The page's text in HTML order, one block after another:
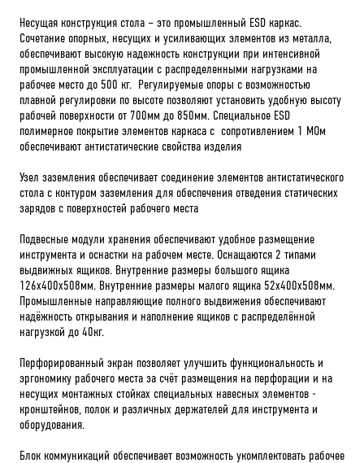
Несущая конструкция стола – это промышленный ESD каркас.
Сочетание опорных, несущих и усиливающих элементов из металла,
обеспечивают высокую надежность конструкции при интенсивной
промышленной эксплуатации с распределенными нагрузками на
рабочее место до 500 кг. Регулируемые опоры с возможностью
плавной регулировки по высоте позволяют установить удобную высоту
рабочей поверхности от 700мм до 850мм. Специальное ESD
полимерное покрытие элементов каркаса с сопротивлением 1 МОм
обеспечивают антистатические свойства изделия
Узел заземления обеспечивает соединение элементов антистатического
стола с контуром заземления для обеспечения отведения статических
зарядов с поверхностей рабочего места
Подвесные модули хранения обеспечивают удобное размещение
инструмента и оснастки на рабочем месте. Оснащаются 2 типами
выдвижных ящиков. Внутренние размеры большого ящика
126х400х508мм. Внутренние размеры малого ящика 52х400х508мм.
Промышленные направляющие полного выдвижения обеспечивают
надёжность открывания и наполнение ящиков с распределённой
нагрузкой до 40кг.
Перфорированный экран позволяет улучшить функциональность и
эргономику рабочего места за счёт размещения на перфорации и на
несущих монтажных стойках специальных навесных элементов -
кронштейнов, полок и различных держателей для инструмента и
оборудования.
Блок коммуникаций обеспечивает возможность укомплектовать рабочее